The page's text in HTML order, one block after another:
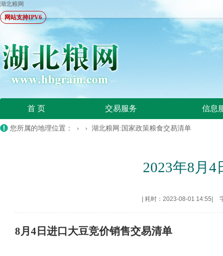
湖北粮网
网站支持IPV6
首 页 交易服务 信息
您所属的地理位置： › › 湖北粮网:国家政策粮食交易清单
2023年8月
耗时：2023-08-01 14:55
8月4日进口大豆竞价销售交易清单